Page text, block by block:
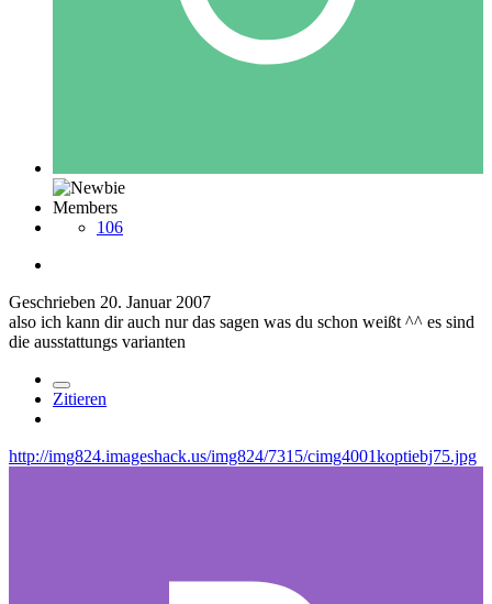
Members
106
Geschrieben 20. Januar 2007
also ich kann dir auch nur das sagen was du schon weißt ^^ es sind
die ausstattungs varianten
Zitieren
http://img824.imageshack.us/img824/7315/cimg4001koptiebj75.jpg